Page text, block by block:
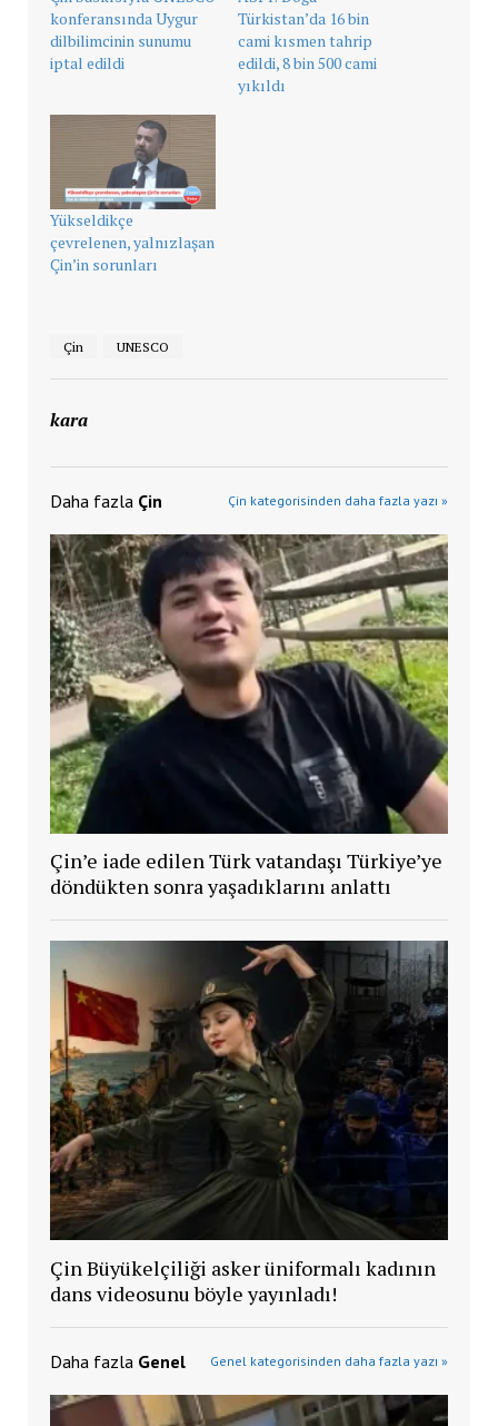
konferansında Uygur
dilbilimcinin sunumu
iptal edildi
Türkistan’da 16 bin
cami kısmen tahrip
edildi, 8 bin 500 cami
yıkıldı
Yükseldikçe
çevrelenen, yalnızlaşan
Çin’in sorunları
Çin UNESCO
kara
Daha fazla Çin Çin kategorisinden daha fazla yazı »
Çin’e iade edilen Türk vatandaşı Türkiye’ye
döndükten sonra yaşadıklarını anlattı
Çin Büyükelçiliği asker üniformalı kadının
dans videosunu böyle yayınladı!
Daha fazla Genel Genel kategorisinden daha fazla yazı »